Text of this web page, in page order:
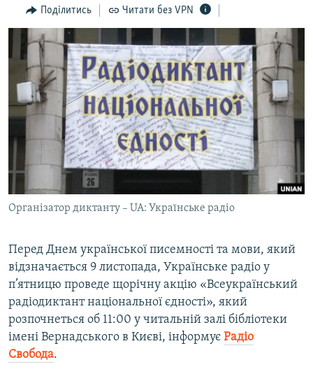
Перейти
до
пошуку
ПОГЛЯД
ІНТЕРВ'Ю
ВСЕ ЗА ДЕНЬ
СПЕЦПРОЕКТИ
ДЕПОРТАЦІЯ
ВІДЕОУРОКИ «ELIFBE»
СВІДЧЕННЯ ОКУПАЦІЇ
УКРАЇНСЬКА ПРОБЛЕМА КРИМУ
ІНФОГРАФІКА
ЯК ОБІЙТИ БЛОКУВАННЯ
Qırımtatar
ДОЛУЧАЙСЯ!
Поділитись Читати без VPN
Організатор диктанту – UA: Українське радіо
Перед Днем української писемності та мови, який
відзначається 9 листопада, Українське радіо у
п’ятницю проведе щорічну акцію «Всеукраїнський
радіодиктант національної єдності», який
розпочнеться об 11:00 у читальній залі бібліотеки
імені Вернадського в Києві, інформує Радіо
Свобода.